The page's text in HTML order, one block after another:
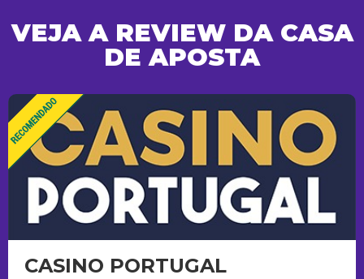
VEJA A REVIEW DA CASA
DE APOSTA
CASINO PORTUGAL